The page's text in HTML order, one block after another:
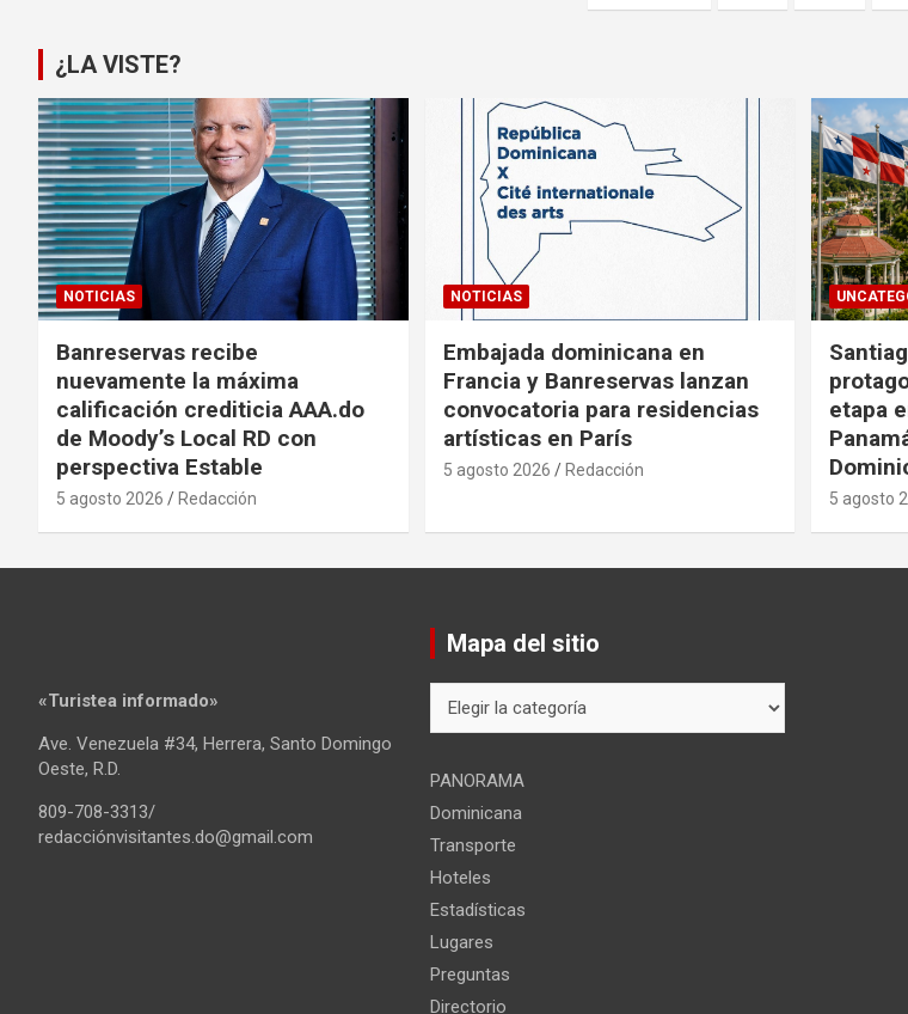
entradas
¿LA VISTE?
NOTICIAS
Banreservas recibe
nuevamente la máxima
calificación crediticia AAA.do
de Moody’s Local RD con
perspectiva Estable
5 agosto 2026 Redacción
NOTICIAS
Embajada dominicana en
Francia y Banreservas lanzan
convocatoria para residencias
artísticas en París
5 agosto 2026 Redacción
etapa
5 agosto
«Turistea informado»
Ave. Venezuela #34, Herrera, Santo Domingo
Oeste, R.D.
809-708-3313/
redacciónvisitantes.do@gmail.com
Mapa del sitio
del
PANORAMA
Dominicana
Transporte
Hoteles
Estadísticas
Lugares
Preguntas
Directorio